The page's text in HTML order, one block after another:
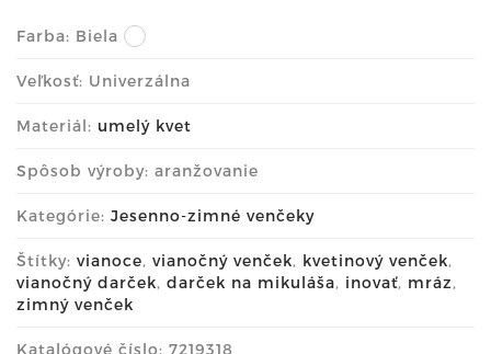
Farba: Biela
Veľkosť: Univerzálna
Materiál: umelý kvet
Spôsob výroby: aranžovanie
Kategórie: Jesenno-zimné venčeky
Štítky: vianoce, vianočný venček, kvetinový venček,
vianočný darček, darček na mikuláša, inovať, mráz,
zimný venček
Katalógové číslo: 7219318